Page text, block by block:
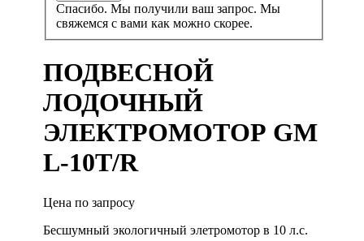
Спасибо. Мы получили ваш запрос. Мы
свяжемся с вами как можно скорее.
ПОДВЕСНОЙ
ЛОДОЧНЫЙ
ЭЛЕКТРОМОТОР GM
L-10T/R
Цена по запросу
Бесшумный экологичный элетромотор в 10 л.с.